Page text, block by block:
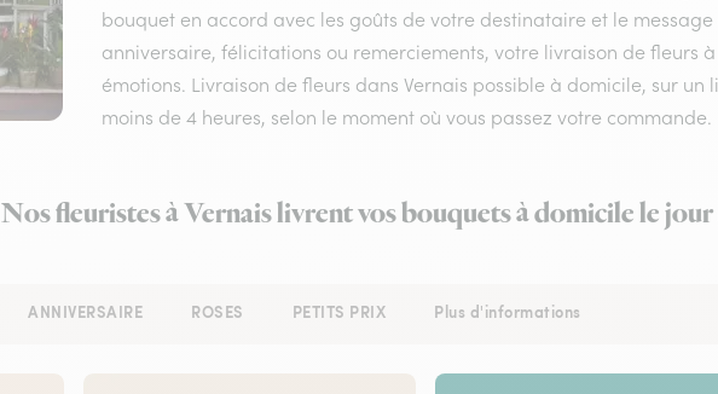
bouquet en accord avec les goûts de votre destinataire et le
anniversaire, félicitations ou remerciements, votre livraison de fleurs
émotions. Livraison de fleurs dans Vernais possible à domicile, sur
moins de 4 heures, selon le moment où vous passez votre commande.
Nos fleuristes à Vernais livrent vos bouquets à domicile le
ANNIVERSAIRE ROSES PETITS PRIX Plus d'informations